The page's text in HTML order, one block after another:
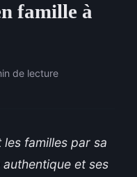
famille à
de lecture
familles par sa
authentique et ses